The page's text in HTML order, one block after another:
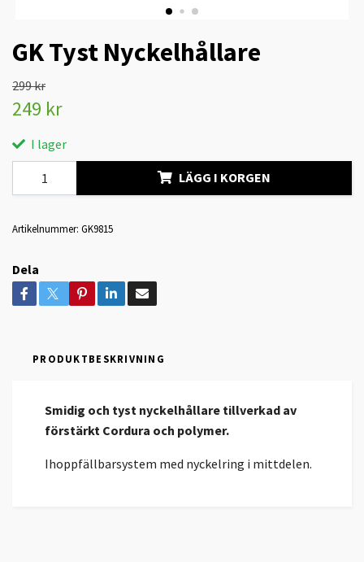
GK Tyst Nyckelhållare
299 kr
249 kr
I lager
LÄGG I KORGEN
Artikelnummer: GK9815
Dela
PRODUKTBESKRIVNING
Smidig och tyst nyckelhållare tillverkad av
förstärkt Cordura och polymer.
Ihoppfällbarsystem med nyckelring i mittdelen.